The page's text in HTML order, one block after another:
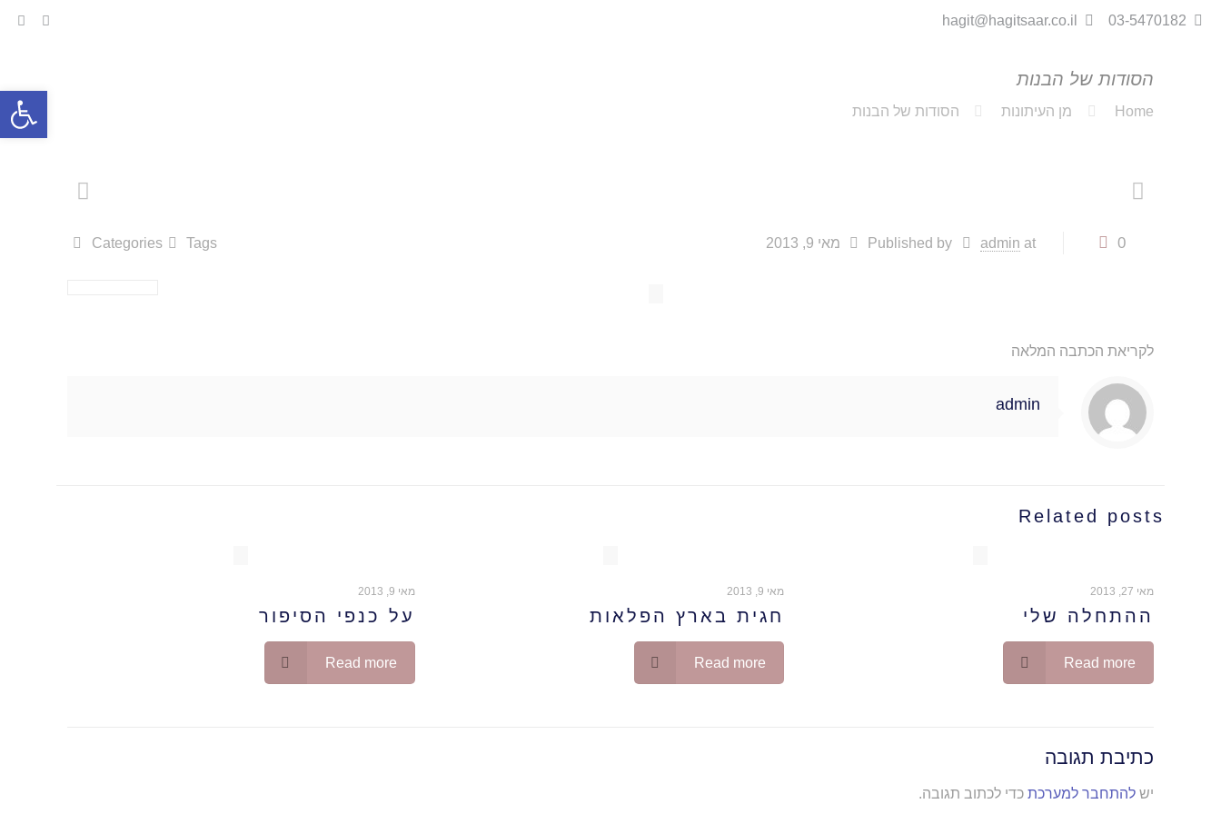
03-5470182
hagit@hagitsaar.co.il
הסודות של הבנות
Home מן העיתונות הסודות של הבנות
0
Published by admin at מאי 9, 2013 Categories Tags
לקריאת הכתבה המלאה
admin
Related posts
מאי 27, 2013
ההתחלה שלי
Read more
מאי 9, 2013
חגית בארץ הפלאות
Read more
מאי 9, 2013
על כנפי הסיפור
Read more
כתיבת תגובה
ישלהתחבר למערכת כדי לכתוב תגובה.
פתח